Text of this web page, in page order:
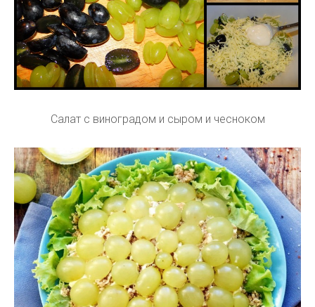
Салат с виноградом и сыром и чесноком